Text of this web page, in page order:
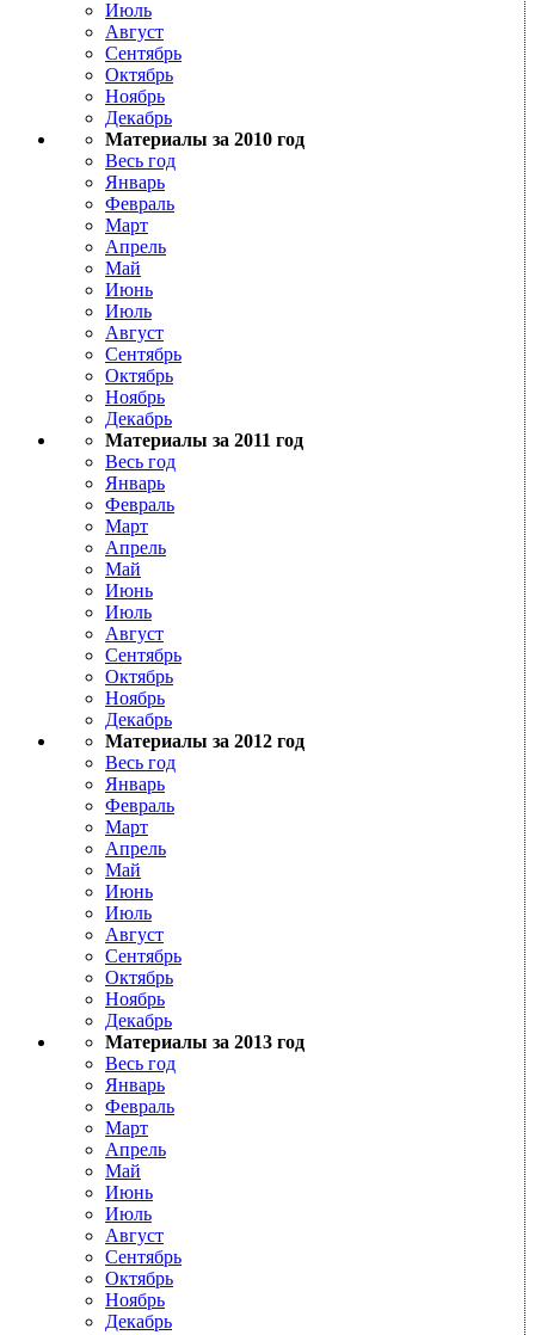
Июль
Август
Сентябрь
Октябрь
Ноябрь
Декабрь
Материалы за 2010 год
Весь год
Январь
Февраль
Март
Апрель
Май
Июнь
Июль
Август
Сентябрь
Октябрь
Ноябрь
Декабрь
Материалы за 2011 год
Весь год
Январь
Февраль
Март
Апрель
Май
Июнь
Июль
Август
Сентябрь
Октябрь
Ноябрь
Декабрь
Материалы за 2012 год
Весь год
Январь
Февраль
Март
Апрель
Май
Июнь
Июль
Август
Сентябрь
Октябрь
Ноябрь
Декабрь
Материалы за 2013 год
Весь год
Январь
Февраль
Март
Апрель
Май
Июнь
Июль
Август
Сентябрь
Октябрь
Ноябрь
Декабрь